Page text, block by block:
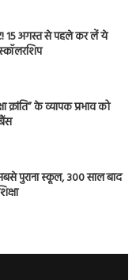
15 अगस्त से पहले कर लें ये
क्रांति” के व्यापक प्रभाव को
पुराना स्कूल, 300 साल बाद